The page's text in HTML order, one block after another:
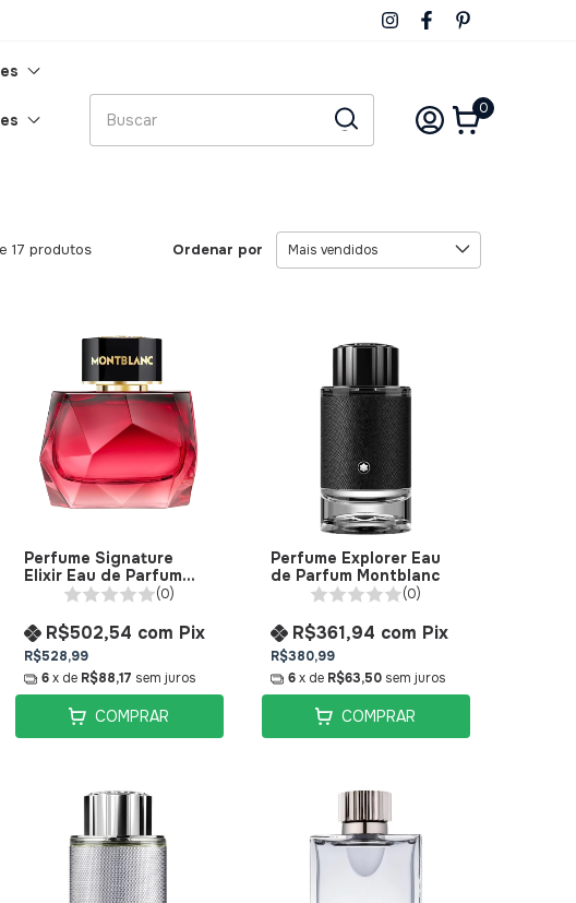
0
17 produtos Ordenar por
Perfume Signature
Elixir Eau de Parfum
Montblanc
(0)
R$528,99
R$502,54 com Pix
6 x de R$88,17 sem juros
COMPRAR
Perfume Explorer Eau
de Parfum Montblanc
(0)
R$380,99
R$361,94 com Pix
6 x de R$63,50 sem juros
COMPRAR